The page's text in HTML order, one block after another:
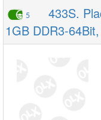
5
433S.
1GB DDR3-